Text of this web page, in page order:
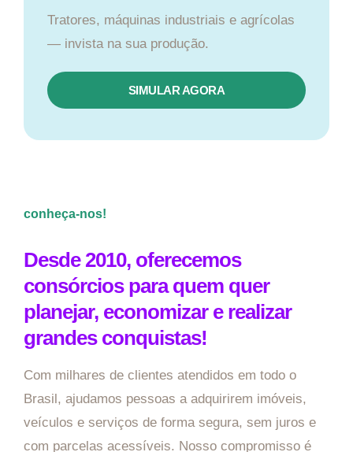
Tratores, máquinas industriais e agrícolas
— invista na sua produção.
SIMULAR AGORA
conheça-nos!
Desde 2010, oferecemos
consórcios para quem quer
planejar, economizar e realizar
grandes conquistas!
Com milhares de clientes atendidos em todo o
Brasil, ajudamos pessoas a adquirirem imóveis,
veículos e serviços de forma segura, sem juros e
com parcelas acessíveis. Nosso compromisso é